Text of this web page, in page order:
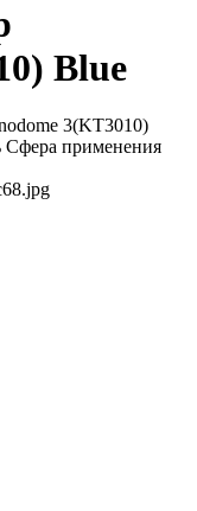
Blue
3(KT3010)
Сфера применения